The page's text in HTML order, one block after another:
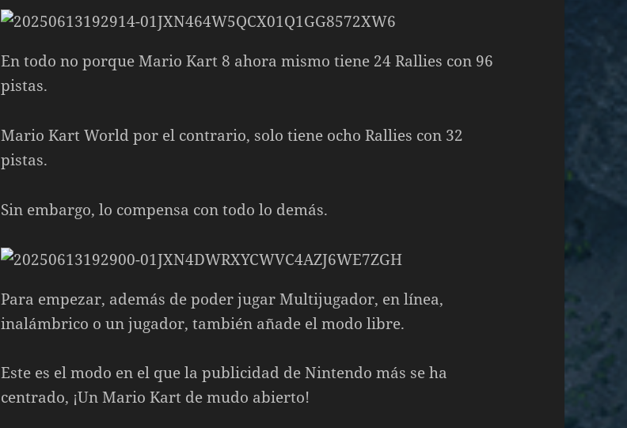
En todo no porque Mario Kart 8 ahora mismo tiene 24 Rallies con 96
pistas.
Mario Kart World por el contrario, solo tiene ocho Rallies con 32
pistas.
Sin embargo, lo compensa con todo lo demás.
Para empezar, además de poder jugar Multijugador, en línea,
inalámbrico o un jugador, también añade el modo libre.
Este es el modo en el que la publicidad de Nintendo más se ha
centrado, ¡Un Mario Kart de mudo abierto!